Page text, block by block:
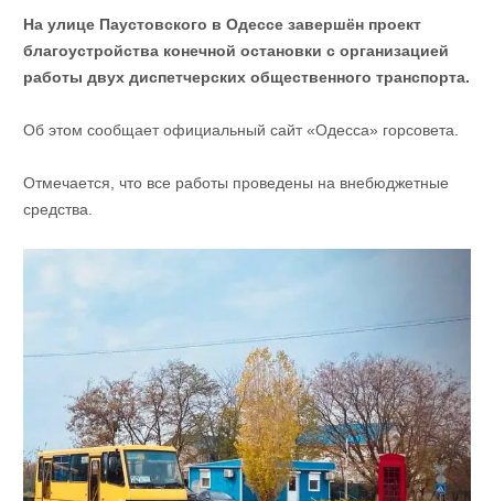
На улице Паустовского в Одессе завершён проект
благоустройства конечной остановки с организацией
работы двух диспетчерских общественного транспорта.
Об этом сообщает официальный сайт «Одесса» горсовета.
Отмечается, что все работы проведены на внебюджетные
средства.